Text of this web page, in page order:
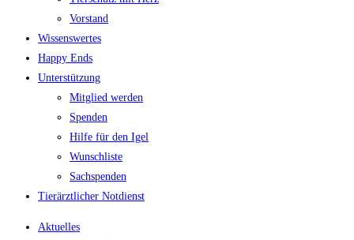
Vorstand
Wissenswertes
Happy Ends
Unterstützung
Mitglied werden
Spenden
Hilfe für den Igel
Wunschliste
Sachspenden
Tierärztlicher Notdienst
Aktuelles